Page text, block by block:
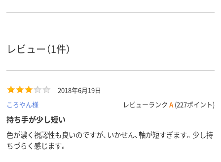
レビュー（1件）
2018年6月19日
ころやん様
レビューランク A (227ポイント)
持ち手が少し短い
色が濃く視認性も良いのですが、いかせん、軸が短すぎます。少し持
ちづらく感じます。